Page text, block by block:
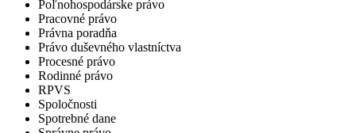
Poľnohospodárske právo
Pracovné právo
Právna poradňa
Právo duševného vlastníctva
Procesné právo
Rodinné právo
RPVS
Spoločnosti
Spotrebné dane